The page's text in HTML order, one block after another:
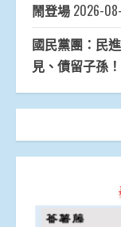
鬧登場 2026-
國民黨團：民
見、債留子孫！